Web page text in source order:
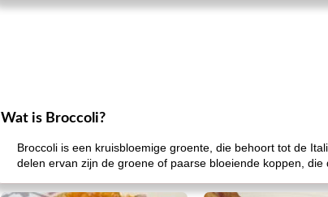
Wat is Broccoli?
Broccoli is een kruisbloemige groente, die behoort tot de
delen ervan zijn de groene of paarse bloeiende koppen,